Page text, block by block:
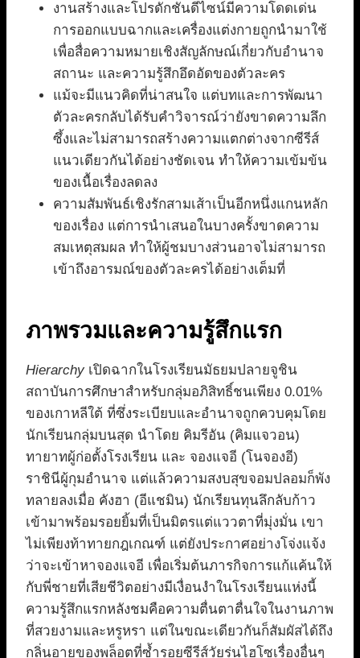
งานสร้างและโปรดักชันดีไซน์มีความโดดเด่น
การออกแบบฉากและเครื่องแต่งกายถูกนำมาใช้
เพื่อสื่อความหมายเชิงสัญลักษณ์เกี่ยวกับอำนาจ
สถานะ และความรู้สึกอึดอัดของตัวละคร
แม้จะมีแนวคิดที่น่าสนใจ แต่บทและการพัฒนา
ตัวละครกลับได้รับคำวิจารณ์ว่ายังขาดความลึก
ซึ้งและไม่สามารถสร้างความแตกต่างจากซีรีส์
แนวเดียวกันได้อย่างชัดเจน ทำให้ความเข้มข้น
ของเนื้อเรื่องลดลง
ความสัมพันธ์เชิงรักสามเส้าเป็นอีกหนึ่งแกนหลัก
ของเรื่อง แต่การนำเสนอในบางครั้งขาดความ
สมเหตุสมผล ทำให้ผู้ชมบางส่วนอาจไม่สามารถ
เข้าถึงอารมณ์ของตัวละครได้อย่างเต็มที่
ภาพรวมและความรู้สึกแรก
Hierarchy เปิดฉากในโรงเรียนมัธยมปลายจูชิน
สถาบันการศึกษาสำหรับกลุ่มอภิสิทธิ์ชนเพียง 0.01%
ของเกาหลีใต้ ที่ซึ่งระเบียบและอำนาจถูกควบคุมโดย
นักเรียนกลุ่มบนสุด นำโดย คิมรีอัน (คิมแจวอน)
ทายาทผู้ก่อตั้งโรงเรียน และ จองแจอี (โนจองอี)
ราชินีผู้กุมอำนาจ แต่แล้วความสงบสุขจอมปลอมก็พัง
ทลายลงเมื่อ คังฮา (อีแชมิน) นักเรียนทุนลึกลับก้าว
เข้ามาพร้อมรอยยิ้มที่เป็นมิตรแต่แววตาที่มุ่งมั่น เขา
ไม่เพียงท้าทายกฎเกณฑ์ แต่ยังประกาศอย่างโจ่งแจ้ง
ว่าจะเข้าหาจองแจอี เพื่อเริ่มต้นภารกิจการแก้แค้นให้
กับพี่ชายที่เสียชีวิตอย่างมีเงื่อนงำในโรงเรียนแห่งนี้
ความรู้สึกแรกหลังชมคือความตื่นตาตื่นใจในงานภาพ
ที่สวยงามและหรูหรา แต่ในขณะเดียวกันก็สัมผัสได้ถึง
กลิ่นอายของพล็อตที่ซ้ำรอยซีรีส์วัยรุ่นไฮโซเรื่องอื่นๆ